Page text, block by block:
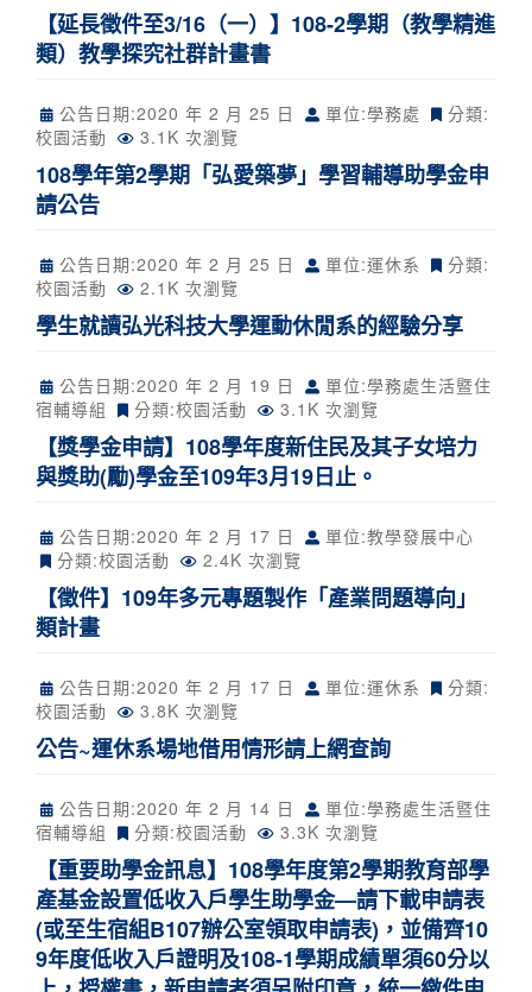
【延長徵件至3/16（一）】108-2學期（教學精進
類）教學探究社群計畫書
公告日期:2020 年 2 月 25 日 單位:學務處
分類:
校園活動
3.1K 次瀏覽
108學年第2學期「弘愛築夢」學習輔導助學金申
請公告
公告日期:2020 年 2 月 25 日 單位:運休系
分類:
校園活動
2.1K 次瀏覽
學生就讀弘光科技大學運動休閒系的經驗分享
公告日期:2020 年 2 月 19 日
單位:學務處生活暨住
宿輔導組
分類:校園活動 3.1K 次瀏覽
【獎學金申請】108學年度新住民及其子女培力
與獎助(勵)學金至109年3月19日止。
公告日期:2020 年 2 月 17 日
單位:教學發展中心
分類:校園活動 2.4K 次瀏覽
【徵件】109年多元專題製作「產業問題導向」
類計畫
公告日期:2020 年 2 月 17 日 單位:運休系
分類:
校園活動
3.8K 次瀏覽
公告~運休系場地借用情形請上網查詢
公告日期:2020 年 2 月 14 日
單位:學務處生活暨住
宿輔導組
分類:校園活動 3.3K 次瀏覽
【重要助學金訊息】108學年度第2學期教育部學
產基金設置低收入戶學生助學金—請下載申請表
(或至生宿組B107辦公室領取申請表)，並備齊10
9年度低收入戶證明及108-1學期成績單須60分以